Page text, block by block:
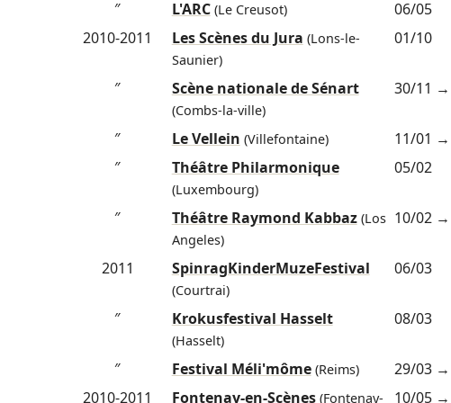
″ L'ARC(Le Creusot) 06/05
2010-2011 Les Scènes du Jura (Lons-le-
Saunier)
01/10
″
Scène nationale de Sénart
(Combs-la-ville)
30/11 →
″ Le Vellein (Villefontaine) 11/01 →
″ Théâtre Philarmonique
(Luxembourg)
05/02
″ Théâtre Raymond Kabbaz(Los
Angeles)
10/02→
2011 SpinragKinderMuzeFestival
(Courtrai)
06/03
″ Krokusfestival Hasselt
(Hasselt)
08/03
″
Festival Méli'môme(Reims) 29/03→
2010-2011
Fontenay-en-Scènes(Fontenay- 10/05→